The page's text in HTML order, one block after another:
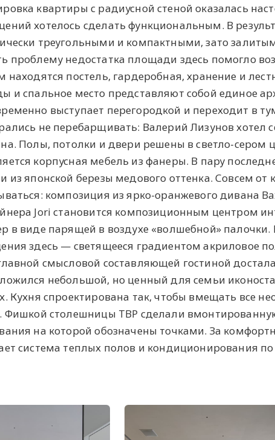
квартиры с радиусной стеной оказалась
хотелось сделать функциональным. В
треугольными и компактными, зато
проблему недостатка площади здесь помогло
находятся постель, гардеробная, хранение и
и спальное место представляют собой единое
выступает перегородкой и переходит в
не перебарщивать: Валерий Лизунов хотел
Полы, потолки и двери решены в светло-сером
корпусная мебель из фанеры. В пару
из японской березы медового оттенка. Совсем
композиция из ярко-оранжевого дивана
Jori становится композиционным центром
в виде парящей в воздухе «волшебной»
здесь — светящееся градиентом акриловое
смысловой составляющей гостиной
небольшой, но ценный для семьи
Кухня спроектирована так, чтобы вмещать все
Фишкой столешницы TBP сделали
на которой обозначены точками. За
система теплых полов и кондиционирования